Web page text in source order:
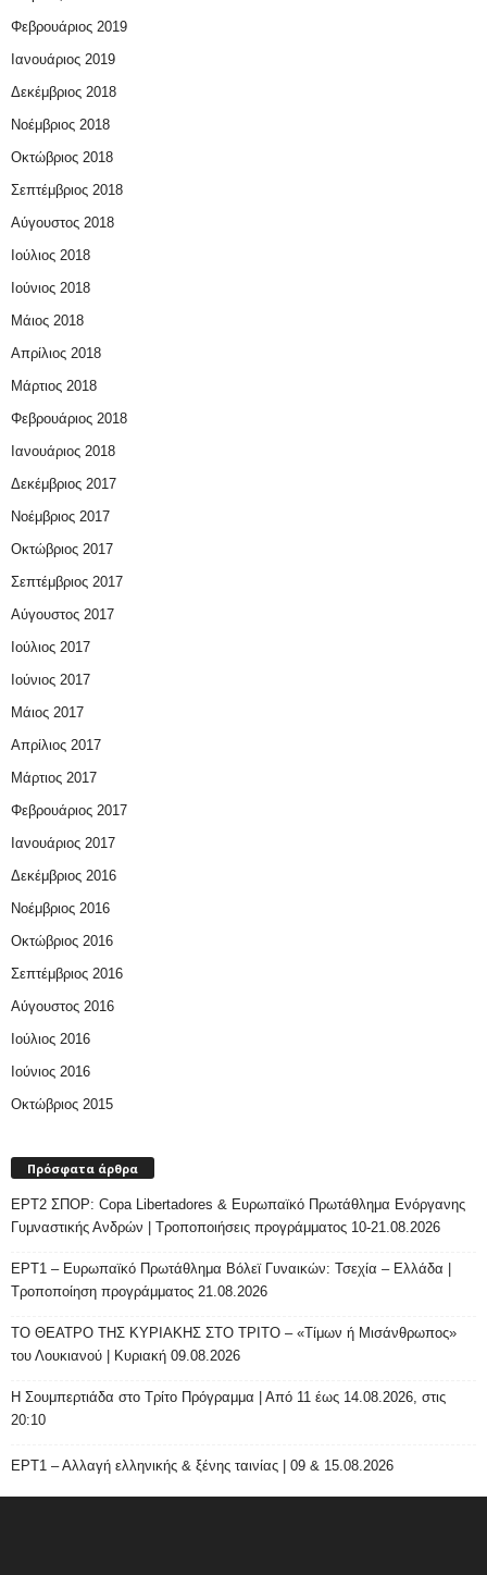
Φεβρουάριος 2019
Ιανουάριος 2019
Δεκέμβριος 2018
Νοέμβριος 2018
Οκτώβριος 2018
Σεπτέμβριος 2018
Αύγουστος 2018
Ιούλιος 2018
Ιούνιος 2018
Μάιος 2018
Απρίλιος 2018
Μάρτιος 2018
Φεβρουάριος 2018
Ιανουάριος 2018
Δεκέμβριος 2017
Νοέμβριος 2017
Οκτώβριος 2017
Σεπτέμβριος 2017
Αύγουστος 2017
Ιούλιος 2017
Ιούνιος 2017
Μάιος 2017
Απρίλιος 2017
Μάρτιος 2017
Φεβρουάριος 2017
Ιανουάριος 2017
Δεκέμβριος 2016
Νοέμβριος 2016
Οκτώβριος 2016
Σεπτέμβριος 2016
Αύγουστος 2016
Ιούλιος 2016
Ιούνιος 2016
Οκτώβριος 2015
Πρόσφατα άρθρα
ΕΡΤ2 ΣΠΟΡ: Copa Libertadores & Ευρωπαϊκό Πρωτάθλημα Ενόργανης
Γυμναστικής Ανδρών | Τροποποιήσεις προγράμματος 10-21.08.2026
ΕΡΤ1 – Ευρωπαϊκό Πρωτάθλημα Βόλεϊ Γυναικών: Τσεχία – Ελλάδα |
Τροποποίηση προγράμματος 21.08.2026
ΤΟ ΘΕΑΤΡΟ ΤΗΣ ΚΥΡΙΑΚΗΣ ΣΤΟ ΤΡΙΤΟ – «Τίμων ή Μισάνθρωπος»
του Λουκιανού | Κυριακή 09.08.2026
H Σουμπερτιάδα στο Τρίτο Πρόγραμμα | Από 11 έως 14.08.2026, στις
20:10
ΕΡΤ1 – Αλλαγή ελληνικής & ξένης ταινίας | 09 & 15.08.2026